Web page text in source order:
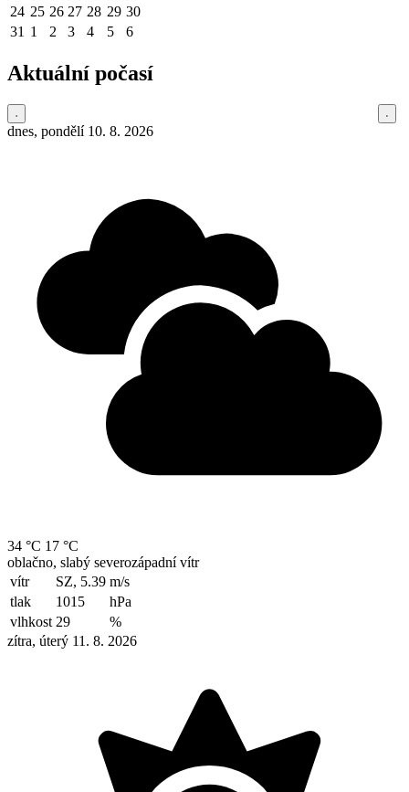
24 25 26 27 28 29 30
31 1 2 3 4 5 6
Aktuální počasí
dnes, pondělí 10. 8. 2026
34 °C 17 °C
oblačno, slabý severozápadní vítr
vítr
SZ, 5.39 m/s
tlak
1015
hPa
vlhkost 29
%
zítra, úterý 11. 8. 2026